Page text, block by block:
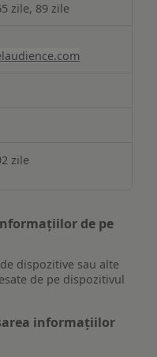
zile, 89 zile
zile
de pe
dispozitive sau alte
de pe dispozitivul
informațiilor